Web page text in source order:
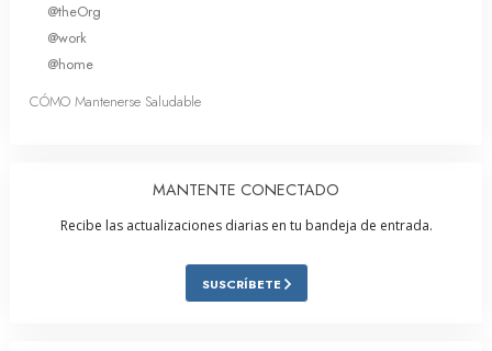
@theOrg
@work
@home
CÓMO Mantenerse Saludable
MANTENTE CONECTADO
Recibe las actualizaciones diarias en tu bandeja de entrada.
SUSCRÍBETE